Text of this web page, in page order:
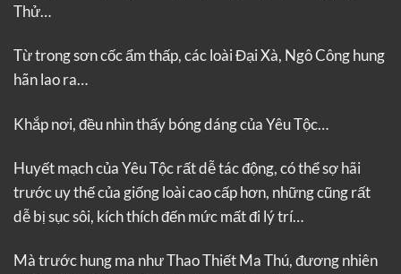
Thử…
Từ trong sơn cốc ẩm thấp, các loài Đại Xà, Ngô Công hung
hãn lao ra…
Khắp nơi, đều nhìn thấy bóng dáng của Yêu Tộc…
Huyết mạch của Yêu Tộc rất dễ tác động, có thể sợ hãi
trước uy thế của giống loài cao cấp hơn, những cũng rất
dễ bị sục sôi, kích thích đến mức mất đi lý trí…
Mà trước hung ma như Thao Thiết Ma Thú, đương nhiên